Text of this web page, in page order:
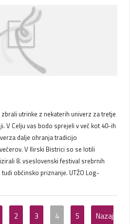
utrinke z nekaterih univerz za tretje
V Celju vas bodo sprejeli v več kot 40-ih
dalje ohranja tradicijo
V Ilirski Bistrici so se lotili
8. vseslovenski festival srebrnih
občinsko priznanje. UTŽO Log-
2 3 4 5
Nazaj